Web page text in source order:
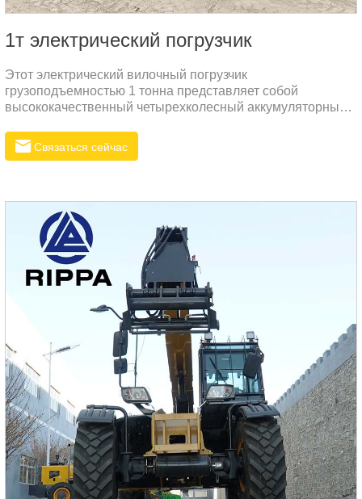
1т электрический погрузчик
Этот электрический вилочный погрузчик
грузоподъемностью 1 тонна представляет собой
высококачественный четырехколесный аккумуляторный
Связаться сейчас